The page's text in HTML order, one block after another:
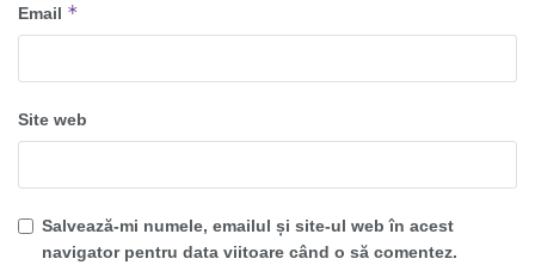
Email *
Site web
Salvează-mi numele, emailul și site-ul web în acest
navigator pentru data viitoare când o să comentez.